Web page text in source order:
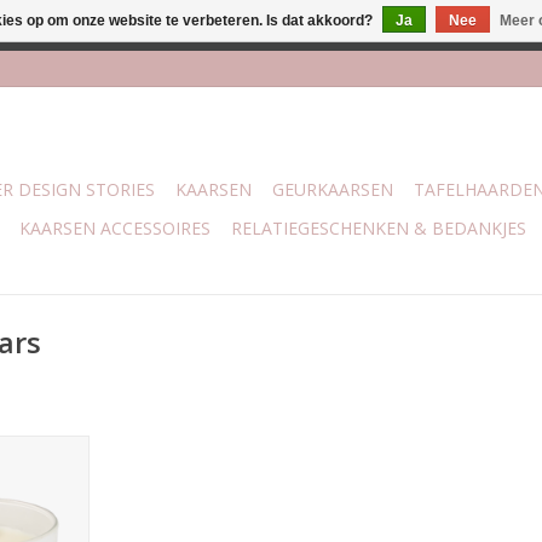
DESIGN STORIES KAARSEN GEURKAARSEN
KAARSEN ACCESSOIRES RELATIEGESCHENKEN & BEDANKJES
gemaakt
staat
op om onze website te verbeteren. Is dat akkoord? Ja Nee Meer
Woon & Cadeau | Belvederelaan 107 Zwolle | boven de 70